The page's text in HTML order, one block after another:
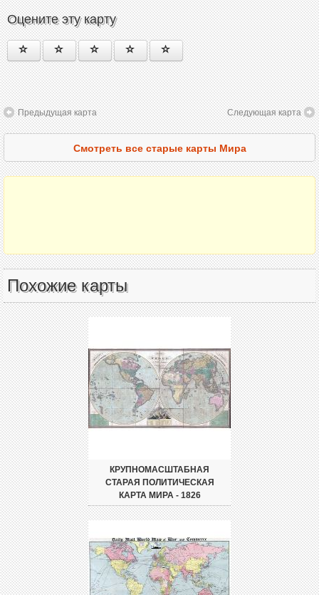
Оцените эту карту
Предыдущая карта Следующая карта
Смотреть все старые карты Мира
Похожие карты
КРУПНОМАСШТАБНАЯ
СТАРАЯ ПОЛИТИЧЕСКАЯ
КАРТА МИРА - 1826